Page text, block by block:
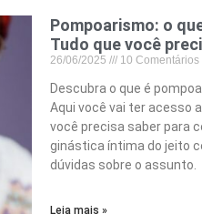
Pompoarismo: o
Tudo que você
26/06/2025 10 Comentários
Descubra o que é
Aqui você vai ter acesso
você precisa saber para
ginástica íntima do jeito
dúvidas sobre o assunto.
Leia mais »